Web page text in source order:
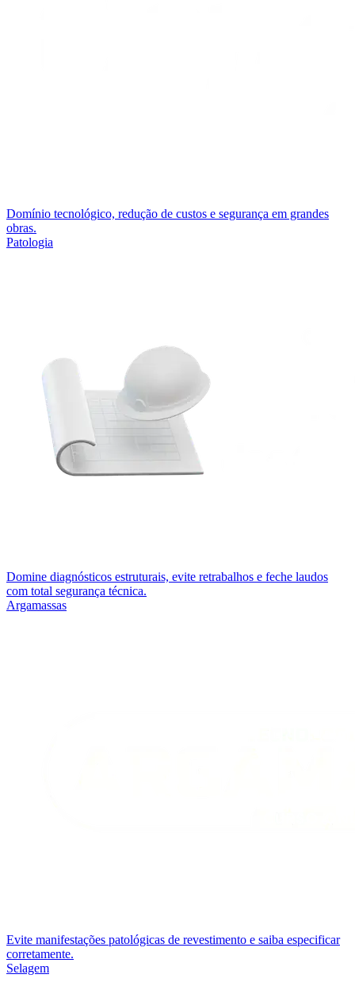
Domínio tecnológico, redução de custos e segurança em grandes
obras.
Patologia
Domine diagnósticos estruturais, evite retrabalhos e feche laudos
com total segurança técnica.
Argamassas
Evite manifestações patológicas de revestimento e saiba especificar
corretamente.
Selagem